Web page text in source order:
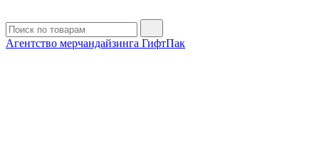
Агентство мерчандайзинга ГифтПак